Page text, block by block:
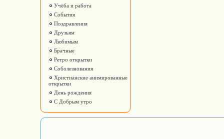
Учёба и работа
События
Поздравления
Друзьям
Любимым
Брачные
Ретро открытки
Соболезнования
Христианские анимированные
открытки
День рождения
С Добрым утро